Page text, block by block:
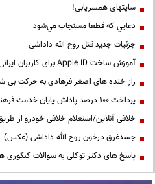
سایتهای همسریابی!
دعايي كه قطعا مستجاب مي‌شود
جزئیات جدید قتل روح الله داداشی
آموزش ساخت Apple ID برای کاربران ایرانی
راز خنده های اصغر فرهادی به حرکت بی
پرداخت ۱۰۰ درصد پاداش پایان خدمت فرهنگیان
خلافی آنلاین/استعلام خلافی خودرو از
جسدغرق درخون روح الله داداشی (عکس)
پاسخ های دکتر توکلی به سوالات کنکوری